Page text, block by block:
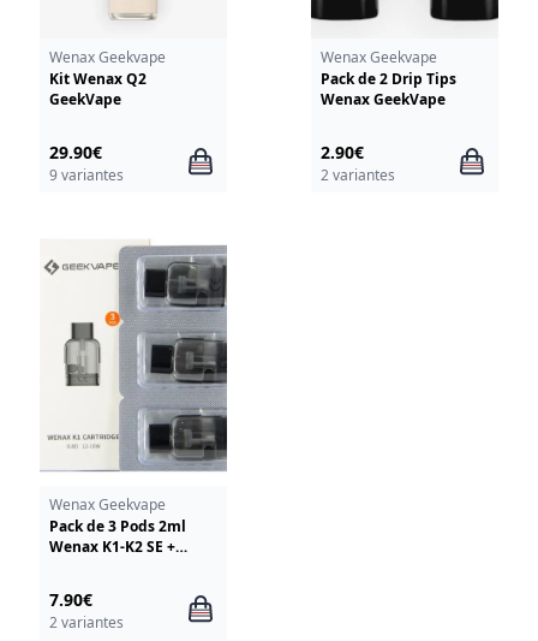
Wenax Geekvape
Kit Wenax Q2
GeekVape
29.90€
9 variantes
Wenax Geekvape
Pack de 2 Drip Tips
Wenax GeekVape
2.90€
2 variantes
Wenax Geekvape
Pack de 3 Pods 2ml
Wenax K1-K2 SE +
7.90€
2 variantes